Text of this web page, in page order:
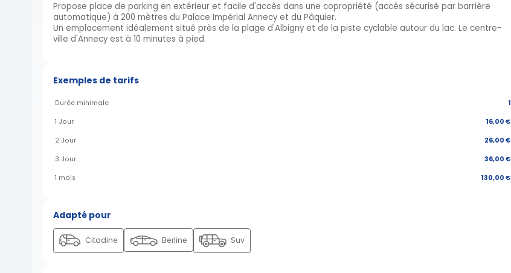
Propose place de parking en extérieur et facile d'accès dans une copropriété (accès sécurisé par barrière
automatique) à 200 mètres du Palace Impérial Annecy et du Pâquier.
Un emplacement idéalement situé près de la plage d'Albigny et de la piste cyclable autour du lac. Le centre-
ville d'Annecy est à 10 minutes à pied.
Exemples de tarifs
Durée minimale 1
1 Jour 16,00 €
2 Jour 26,00 €
3 Jour 36,00 €
1 mois 130,00 €
Adapté pour
Citadine Berline Suv